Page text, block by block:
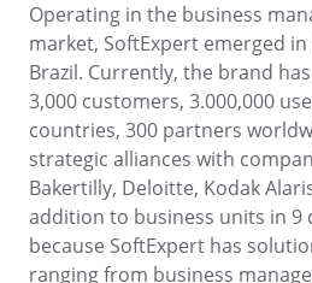
FDA 21 CFR Part 820
Danışmanlık ve Danışmanlık-
Training
Süreç Otomasyonu
Support
Özelleştirme Hizmetleri
Entegrasyon
Outsourcing
Doğrulama
Operating in the business
market, SoftExpert emerged
Brazil. Currently, the brand
3,000 customers, 3.000,000
countries, 300 partners
strategic alliances with
Bakertilly, Deloitte, Kodak
addition to business units in 9
because SoftExpert has
ranging from business